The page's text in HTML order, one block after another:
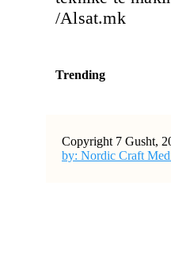
/Alsat.mk
Trending
Copyright 7 Gusht,
by: Nordic Craft